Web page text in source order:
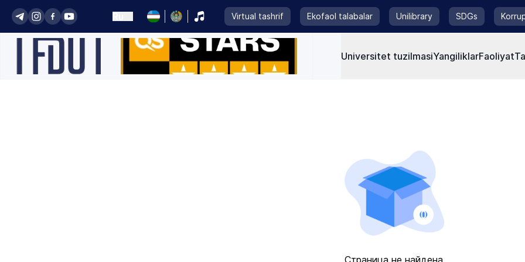
Virtual tashrif Ekofaol talabalar Unilibrary SDGs
Universitet tuzilmasiYangiliklarFaoliyat
Страница не найдена